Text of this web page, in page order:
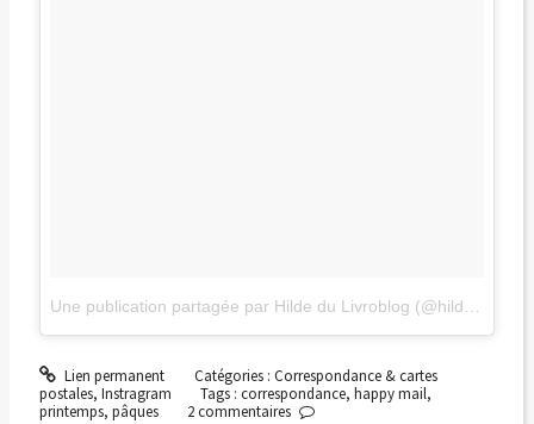
Lien permanent Catégories : Correspondance & cartes
postales, Instragram Tags :correspondance,happy mail,
printemps, pâques 2commentaires